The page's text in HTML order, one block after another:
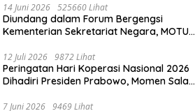
14 Juni 2026 525660 Lihat
Diundang dalam Forum Bergengsi
Kementerian Sekretariat Negara, MOTU
Indonesia
12 Juli 2026 9872 Lihat
Peringatan Hari Koperasi Nasional 2026
Dihadiri Presiden Prabowo, Momen Salam
7 Juni 2026 9469 Lihat